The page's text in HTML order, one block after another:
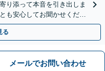
り添って本音を引き出しま
も安心してお聞かせくださ
る
メールでお問い合わせ